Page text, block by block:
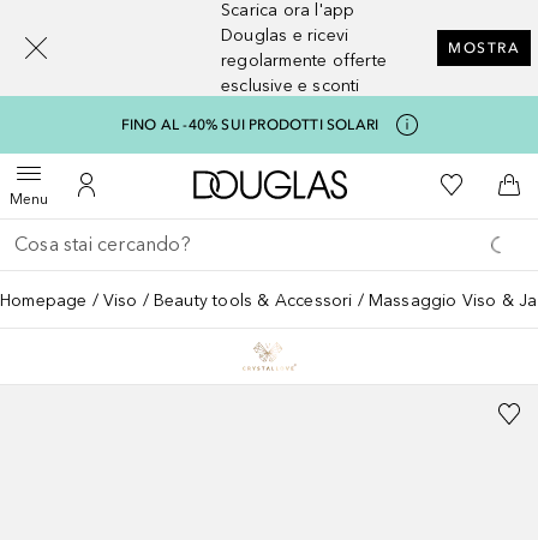
Scarica ora l'app
Douglas e ricevi
regolarmente offerte
esclusive e sconti
MOSTRA
FINO AL -40% SUI PRODOTTI SOLARI
MenuApri menuAl Mio Account
A Douglas HomeAlla Mia
Al
Torna indietro
Esegui ricerca
Homepage Viso Beauty tools & Accessori Massaggio Viso &
[navigation.slideout.screenreader]